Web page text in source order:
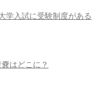
学入試に受験制度がある
はどこに？